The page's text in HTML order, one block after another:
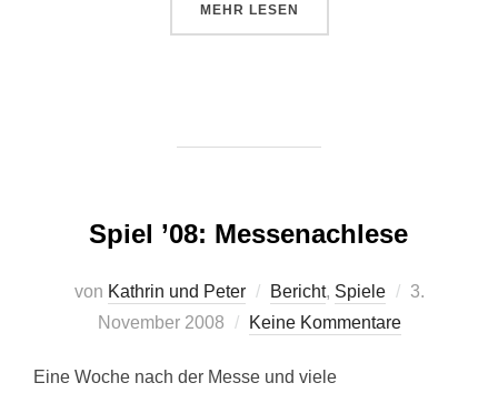
MEHR ÜBER „MESSEBERICHT
LESEN
Spiel ’08: Messenachlese
von Kathrin und Peter Bericht, Spiele
3.
November 2008
Keine Kommentare
Eine Woche nach der Messe und viele